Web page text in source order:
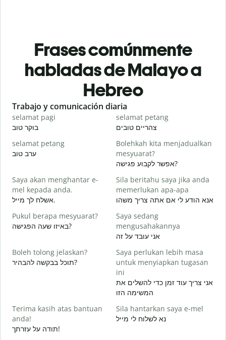
Frases comúnmente
habladas de Malayo a
Hebreo
Slide 1 of 6
Trabajo y comunicación diaria
selamat pagi
בוקר טוב
selamat petang
צהריים טובים
selamat petang
ערב טוב
Bolehkah kita menjadualkan
mesyuarat?
אפשר לקבוע פגישה?
Saya akan menghantar e-
mel kepada anda.
אשלח לך מייל.
Sila beritahu saya jika anda
memerlukan apa-apa
אנא הודע לי אם אתה צריך משהו
Pukul berapa mesyuarat?
באיזו שעה הפגישה?
Saya sedang
mengusahakannya
אני עובד על זה
Boleh tolong jelaskan?
תוכל בבקשה להבהיר?
Saya perlukan lebih masa
untuk menyiapkan tugasan
ini
אני צריך עוד זמן כדי להשלים את
המשימה הזו
Terima kasih atas bantuan
anda!
תודה על עזרתך!
Sila hantarkan saya e-mel
נא לשלוח לי מייל